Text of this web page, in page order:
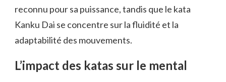
reconnu pour sa puissance, tandis que le kata
Kanku Dai se concentre sur la fluidité et la
adaptabilité des mouvements.
L’impact des katas sur le mental